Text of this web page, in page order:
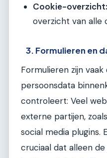
Cookie-overzicht:
overzicht van alle
3. Formulieren en
Formulieren zijn
persoonsdata
controleert: Veel
externe partijen,
social media plugins.
cruciaal dat alleen